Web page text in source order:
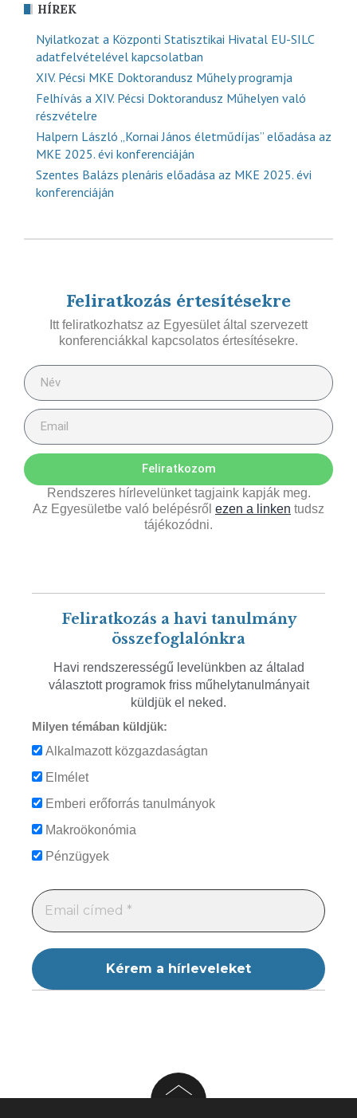
HÍREK
Nyilatkozat a Központi Statisztikai Hivatal EU-SILC
adatfelvételével kapcsolatban
XIV. Pécsi MKE Doktorandusz Műhely programja
Felhívás a XIV. Pécsi Doktorandusz Műhelyen való
részvételre
Halpern László „Kornai János életműdíjas” előadása az
MKE 2025. évi konferenciáján
Szentes Balázs plenáris előadása az MKE 2025. évi
konferenciáján
Feliratkozás értesítésekre
Itt feliratkozhatsz az Egyesület által szervezett
konferenciákkal kapcsolatos értesítésekre.
Feliratkozom
Rendszeres hírlevelünket tagjaink kapják meg.
Az Egyesületbe való belépésről ezen a linken tudsz
tájékozódni.
Feliratkozás a havi tanulmány
összefoglalónkra
Havi rendszerességű levelünkben az általad
választott programok friss műhelytanulmányait
küldjük el neked.
Milyen témában küldjük:
Alkalmazott közgazdaságtan
Elmélet
Emberi erőforrás tanulmányok
Makroökonómia
Pénzügyek